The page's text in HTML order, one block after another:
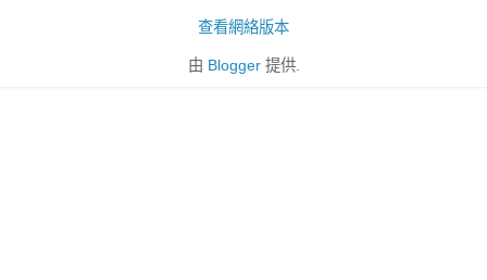
查看網絡版本
由 Blogger提供.